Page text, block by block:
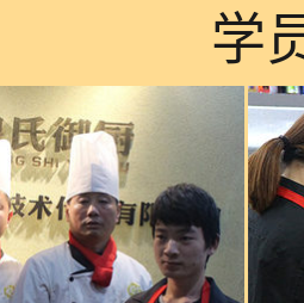
学